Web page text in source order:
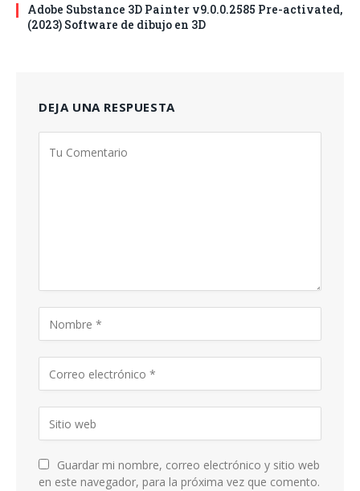
Adobe Substance 3D Painter v9.0.0.2585 Pre-activated,
(2023) Software de dibujo en 3D
DEJA UNA RESPUESTA
Guardar mi nombre, correo electrónico y sitio web
en este navegador, para la próxima vez que comento.